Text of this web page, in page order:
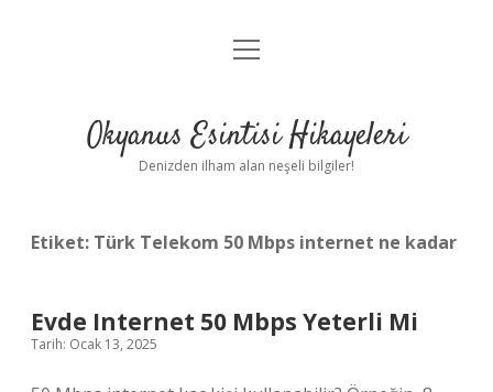
Anasayfa
Yasal Uyarı
menüyü
Okyanus Esintisi Hikayeleri
Denizden ilham alan neşeli bilgiler!
Etiket: Türk Telekom 50 Mbps internet ne kadar
Evde Internet 50 Mbps Yeterli Mi
Tarih: Ocak 13, 2025